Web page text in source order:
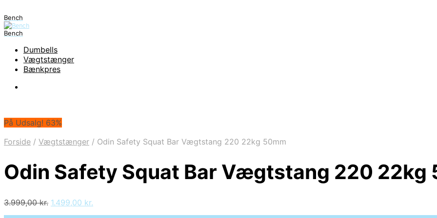
Bench
Bench
Dumbells
Vægtstænger
Bænkpres
På Udsalg! 63%
Forside / Vægtstænger / Odin Safety Squat Bar Vægtstang 220 22kg 50mm
Odin Safety Squat Bar Vægtstang 220 22kg
3.999,00kr. Den
1.499,00 kr.